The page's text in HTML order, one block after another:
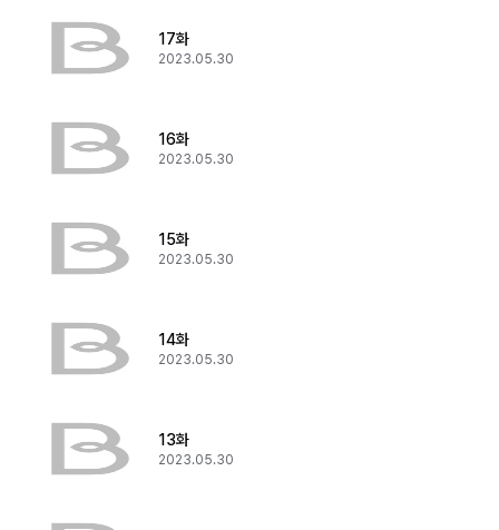
17화
2023.05.30
16화
2023.05.30
15화
2023.05.30
14화
2023.05.30
13화
2023.05.30